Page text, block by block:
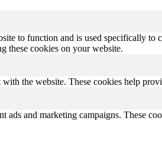
to function and is used specifically to
these cookies on your website.
the website. These cookies help
and marketing campaigns. These